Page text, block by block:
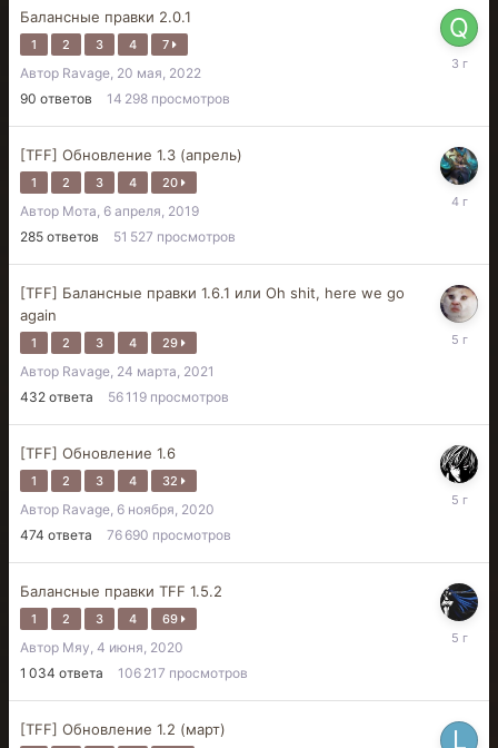
Балансные правки 2.0.1
1 2 3 4 7
Автор Ravage, 20 мая, 2022
90 ответов 14 298 просмотров
27
[TFF] Обновление 1.3 (апрель)
1 2 3 4 20
Автор Мота, 6 апреля, 2019
285 ответов 51 527 просмотров
[TFF] Балансные правки 1.6.1 или Oh shit, here we go
again
1 2 3 4 29
Автор Ravage, 24 марта, 2021
432 ответа 56 119 просмотров
18
[TFF] Обновление 1.6
1 2 3 4 32
Автор Ravage, 6 ноября, 2020
474 ответа 76 690 просмотров
27
Балансные правки TFF 1.5.2
1 2 3 4 69
Автор Мяу, 4 июня, 2020
1 034 ответа 106 217 просмотров
18
[TFF] Обновление 1.2 (март)